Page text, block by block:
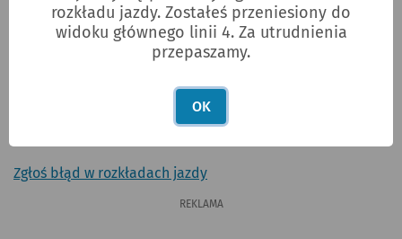
Oporów
Zgłoś błąd w rozkładach jazdy
REKLAMA
rozkładu jazdy. Zostałeś przeniesiony do
widoku głównego linii 4. Za utrudnienia
przepaszamy.
OK